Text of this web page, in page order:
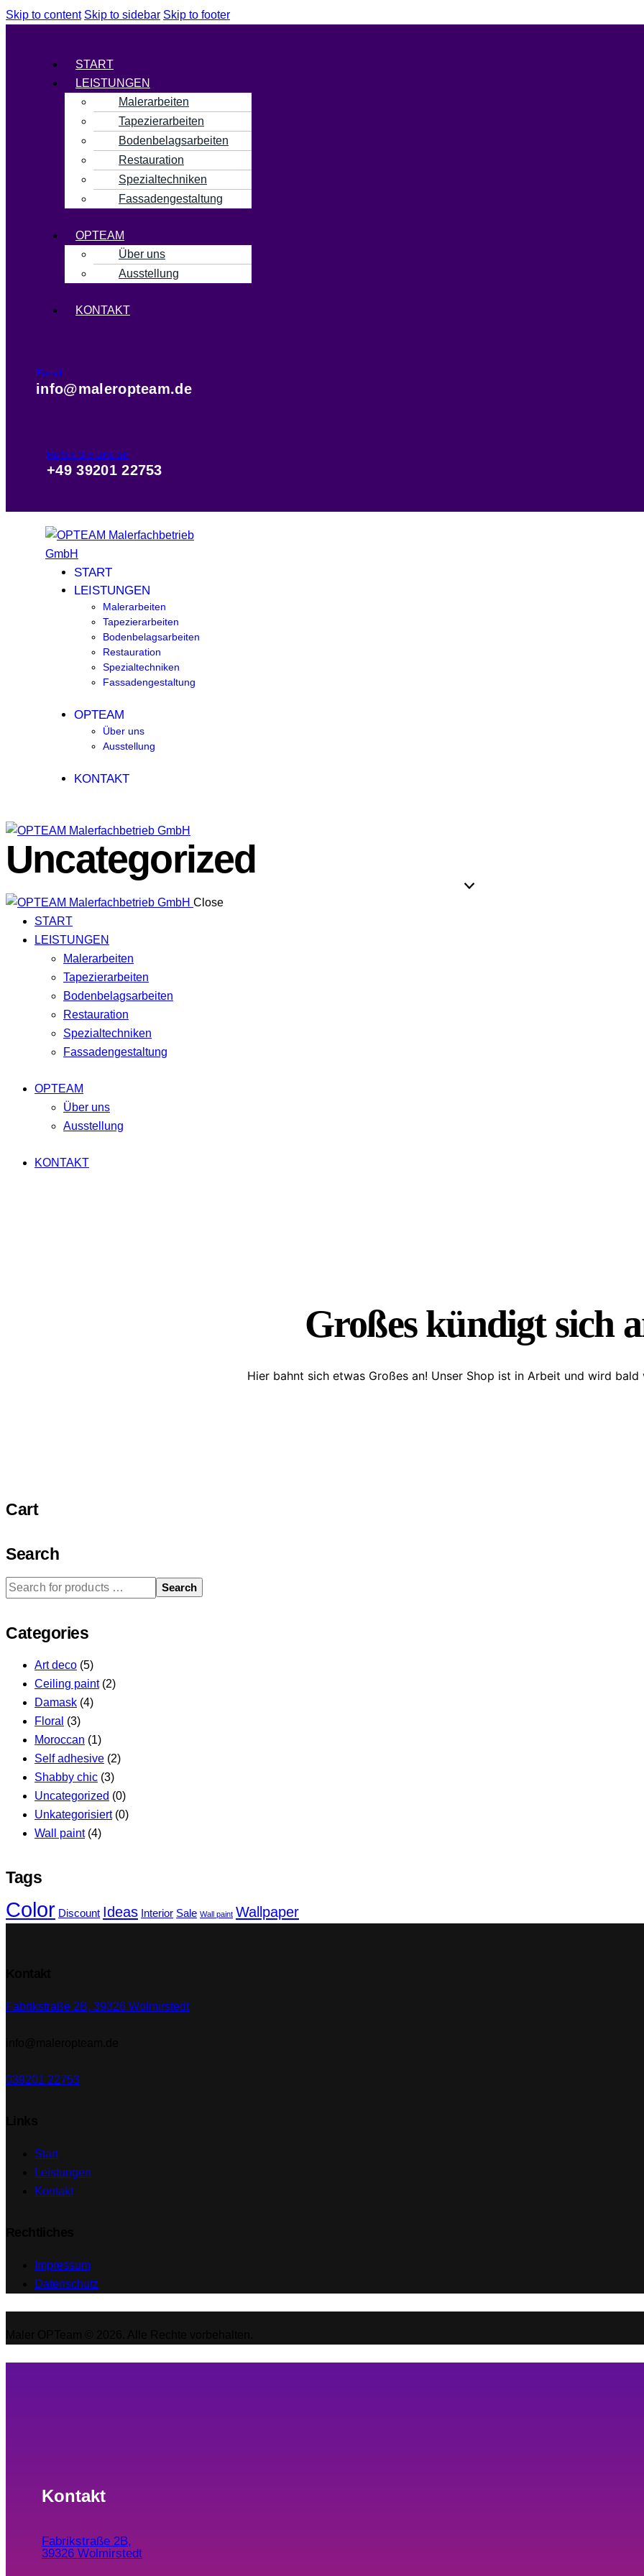
Skip to content Skip to sidebar Skip to footer
Menü
START
LEISTUNGEN
Malerarbeiten
Tapezierarbeiten
Bodenbelagsarbeiten
Restauration
Spezialtechniken
Fassadengestaltung
OPTEAM
Über uns
Ausstellung
KONTAKT
Email
info@maleropteam.de
Rufen Sie uns an
+49 39201 22753
START
LEISTUNGEN
Malerarbeiten
Tapezierarbeiten
Bodenbelagsarbeiten
Restauration
Spezialtechniken
Fassadengestaltung
OPTEAM
Über uns
Ausstellung
KONTAKT
Uncategorized
Close
START
LEISTUNGEN
Malerarbeiten
Tapezierarbeiten
Bodenbelagsarbeiten
Restauration
Spezialtechniken
Fassadengestaltung
OPTEAM
Über uns
Ausstellung
KONTAKT
Großes kündigt sich
Hier bahnt sich etwas Großes an! Unser Shop ist in Arbeit und wird
Cart
Search
Search
Categories
Art deco (5)
Ceiling paint (2)
Damask (4)
Floral (3)
Moroccan (1)
Self adhesive (2)
Shabby chic (3)
Uncategorized (0)
Unkategorisiert (0)
Wall paint (4)
Tags
Color Discount Ideas Interior Sale Wall paint Wallpaper
Fabrikstraße 2B, 39326 Wolmirstedt
039201 22753
Start
Leistungen
Kontakt
Impressum
Datenschutz
Kontakt
Fabrikstraße 2B,
39326 Wolmirstedt